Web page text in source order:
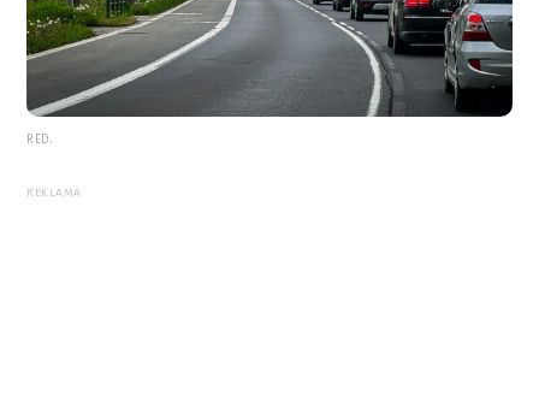
RED.
REKLAMA